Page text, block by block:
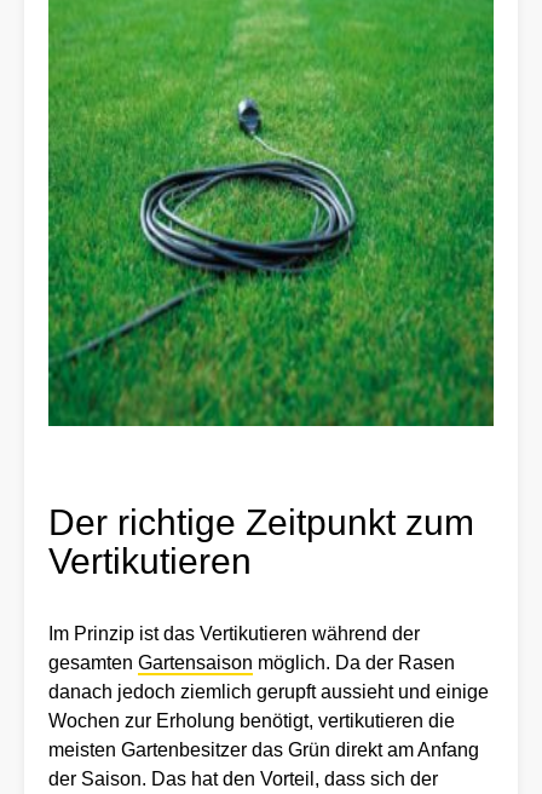
Der richtige Zeitpunkt zum
Vertikutieren
Im Prinzip ist das Vertikutieren während der
gesamten Gartensaison möglich. Da der Rasen
danach jedoch ziemlich gerupft aussieht und einige
Wochen zur Erholung benötigt, vertikutieren die
meisten Gartenbesitzer das Grün direkt am Anfang
der Saison. Das hat den Vorteil, dass sich der